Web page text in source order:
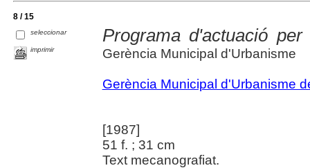
8 / 15
seleccionar
imprimir
Programa d'actuació
Gerència Municipal d'Urbanisme
Gerència Municipal d'Urbanisme
[1987]
51 f. ; 31 cm
Text mecanografiat.